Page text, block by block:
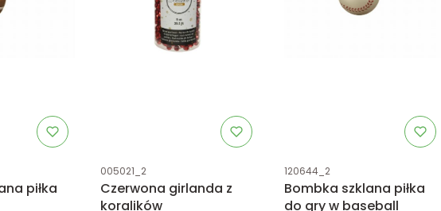
piłka
Kod produktu
005021_2
Czerwona girlanda z
koralików
Kod produktu
120644_2
Bombka szklana piłka
do gry w baseball